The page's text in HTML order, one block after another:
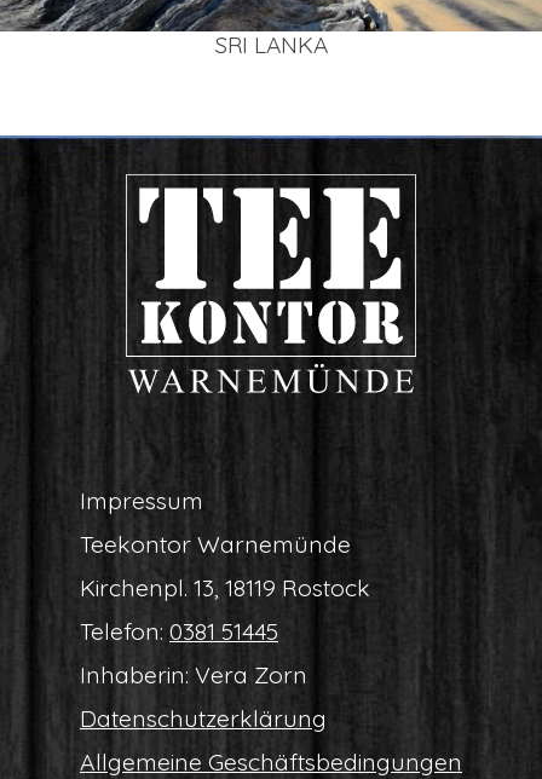
SRI LAN­KA
Impres­sum
Tee­kon­tor Warnemünde
Kir­chen­pl. 13, 18119 Rostock
Tele­fon: 0381 51445
Inha­be­rin: Vera Zorn
Daten­schutz­er­klä­rung
All­ge­mei­ne Geschäftsbedingungen